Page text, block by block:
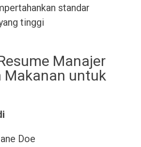
standar
tinggi
Manajer
Makanan untuk
Doe